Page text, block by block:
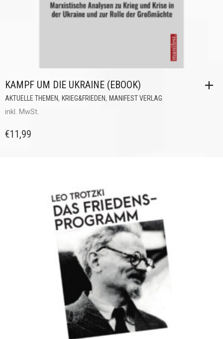
KAMPF UM DIE UKRAINE (EBOOK)
AKTUELLE THEMEN, KRIEG&FRIEDEN, MANIFEST VERLAG
inkl. MwSt.
€11,99